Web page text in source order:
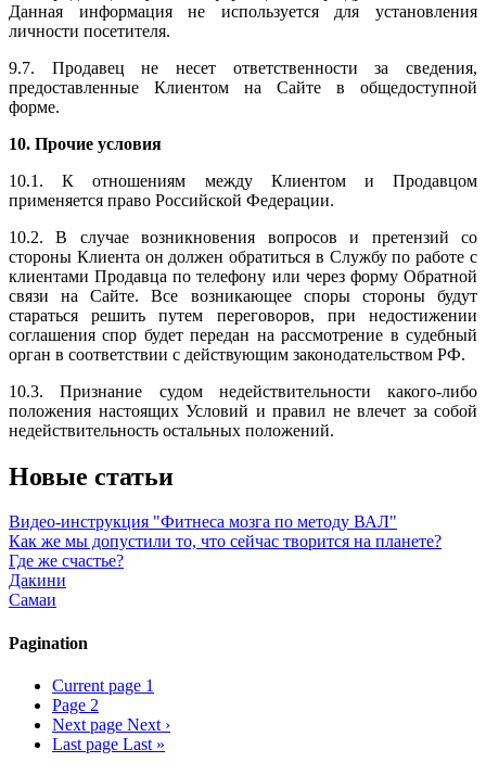
Данная информация не используется для установления
личности посетителя.
9.7. Продавец не несет ответственности за сведения,
предоставленные Клиентом на Сайте в общедоступной
форме.
10. Прочие условия
10.1. К отношениям между Клиентом и Продавцом
применяется право Российской Федерации.
10.2. В случае возникновения вопросов и претензий со
стороны Клиента он должен обратиться в Службу по работе с
клиентами Продавца по телефону или через форму Обратной
связи на Сайте. Все возникающее споры стороны будут
стараться решить путем переговоров, при недостижении
соглашения спор будет передан на рассмотрение в судебный
орган в соответствии с действующим законодательством РФ.
10.3. Признание судом недействительности какого-либо
положения настоящих Условий и правил не влечет за собой
недействительность остальных положений.
Новые статьи
Видео-инструкция "Фитнеса мозга по методу ВАЛ"
Как же мы допустили то, что сейчас творится на планете?
Где же счастье?
Дакини
Самаи
Pagination
Current page 1
Page 2
Next page Next ›
Last page Last »